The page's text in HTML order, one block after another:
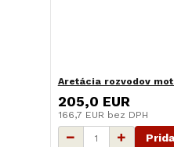
Aretácia rozvodov
205,0 EUR
166,7 EUR bez DPH